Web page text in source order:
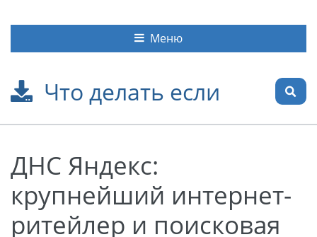
Что делать если
Меню
ДНС Яндекс:
крупнейший интернет-
ритейлер и поисковая